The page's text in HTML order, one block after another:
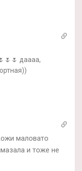
даааа,
маловато
и тоже не